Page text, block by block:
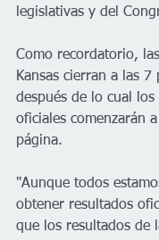
legislativas y del
Como recordatorio,
Kansas cierran a las
después de lo cual
oficiales comenzarán
página.
"Aunque todos
obtener resultados
que los resultados de